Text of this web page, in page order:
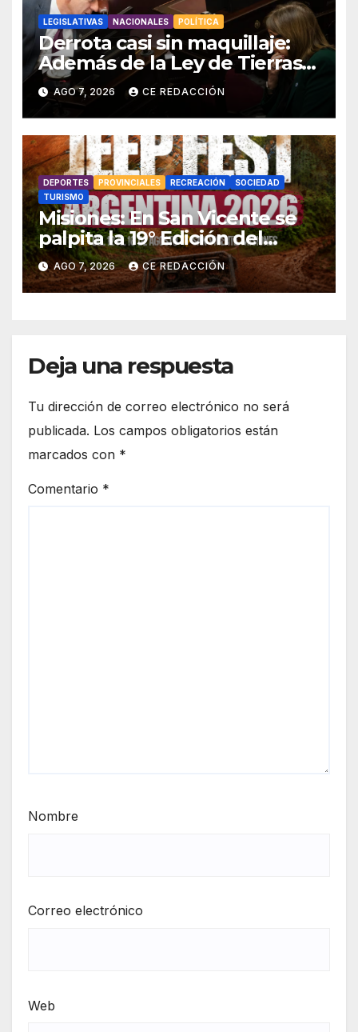
LEGISLATIVAS NACIONALES POLÍTICA
Derrota casi sin maquillaje:
Además de la Ley de Tierras,
el gobierno también tuvo que
retirar el manejo del fuego
AGO 7, 2026 CE REDACCIÓN
DEPORTES PROVINCIALES RECREACIÓN
SOCIEDAD
TURISMO
Misiones: En San Vicente se
palpita la 19° Edición del
«Jeep Fest» – Cronograma –
detalles
AGO 7, 2026 CE REDACCIÓN
Deja una respuesta
Tu dirección de correo electrónico no será
publicada. Los campos obligatorios están
marcados con *
Comentario *
Nombre
Correo electrónico
Web